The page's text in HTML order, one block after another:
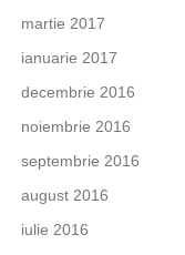
martie 2017
ianuarie 2017
decembrie 2016
noiembrie 2016
septembrie 2016
august 2016
iulie 2016